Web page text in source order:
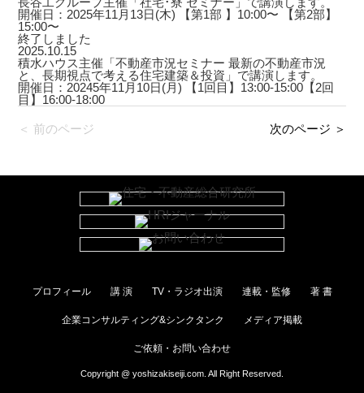
開催日：2025年11月13日(木) 【第1部 】10:00〜 【第2部】
15:00〜
終了しました
2025.10.15
積水ハウス主催「不動産市況セミナー 最新の不動産市況
と、長期視点で考える住宅建築＆投資」で講演します。
開催日：20245年11月10日(月) 【1回目】13:00-15:00【2回
目】16:00-18:00
＜ 前のページ 次のページ ＞
プロフィール 講 演 TV・ラジオ出演 連載・監修 著 書
企業コンサルティング&シンクタンク メディア掲載
ご依頼・お問い合わせ
Copyright @ yoshizakiseiji.com. All Right Reserved.